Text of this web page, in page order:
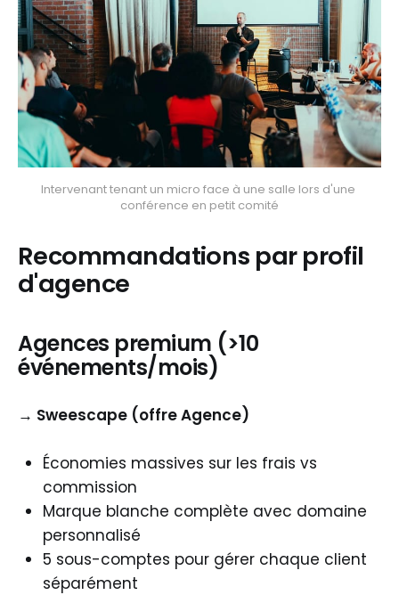
Intervenant tenant un micro face à une salle lors d'une
conférence en petit comité
Recommandations par profil
d'agence
Agences premium (>10
événements/mois)
→ Sweescape (offre Agence)
Économies massives sur les frais vs
commission
Marque blanche complète avec domaine
personnalisé
5 sous-comptes pour gérer chaque client
séparément